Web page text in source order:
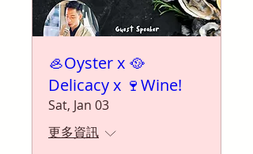
🦪Oyster x 🥘
Delicacy x 🍷Wine!
Sat, Jan 03
更多資訊